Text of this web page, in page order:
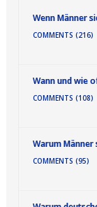
Wenn Männer
COMMENTS (216)
Wann und wie
COMMENTS (108)
Warum
COMMENTS (95)